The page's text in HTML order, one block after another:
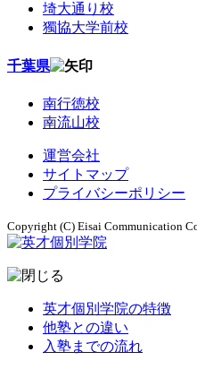
埼大通り校
獨協大学前校
千葉県
南行徳校
南流山校
運営会社
サイトマップ
プライバシーポリシー
Copyright (C) Eisai Communication
英才個別学院の特徴
他塾との違い
入塾までの流れ